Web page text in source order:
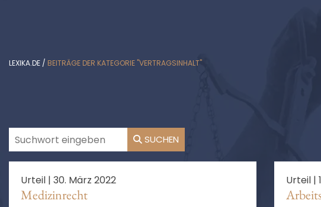
LEXIKA.DE / BEITRÄGE DER KATEGORIE "VERTRAGSINHALT"
SUCHEN
Urteil | 30. März 2022
Medizinrecht
Urteil |